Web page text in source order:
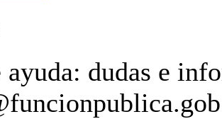
ayuda: dudas e